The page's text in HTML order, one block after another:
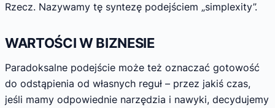
Rzecz. Nazywamy tę syntezę podejściem „simplexity”.
WARTOŚCI W BIZNESIE
Paradoksalne podejście może też oznaczać gotowość
do odstąpienia od własnych reguł – przez jakiś czas,
jeśli mamy odpowiednie narzędzia i nawyki, decydujemy